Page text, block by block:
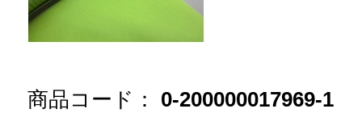
商品コード： 0-200000017969-1